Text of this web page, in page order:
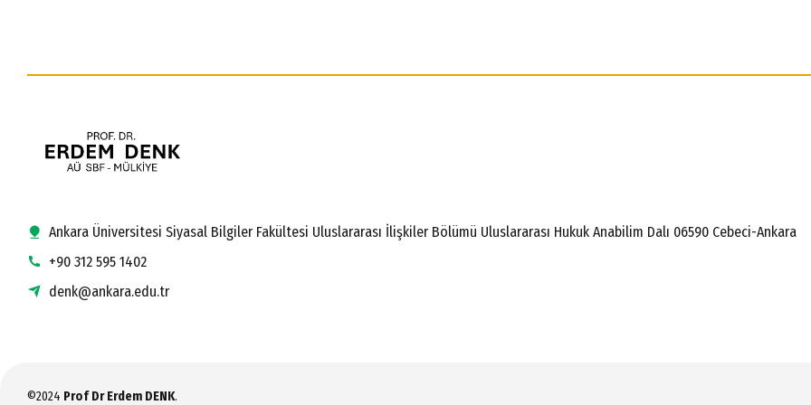
Ankara Üniversitesi Siyasal Bilgiler Fakültesi Uluslararası İlişkiler Bölümü Uluslararası Hukuk Anabilim Dalı 06590 Cebeci-Ankara
+90 312 595 1402
denk@ankara.edu.tr
©2024 Prof Dr Erdem DENK.